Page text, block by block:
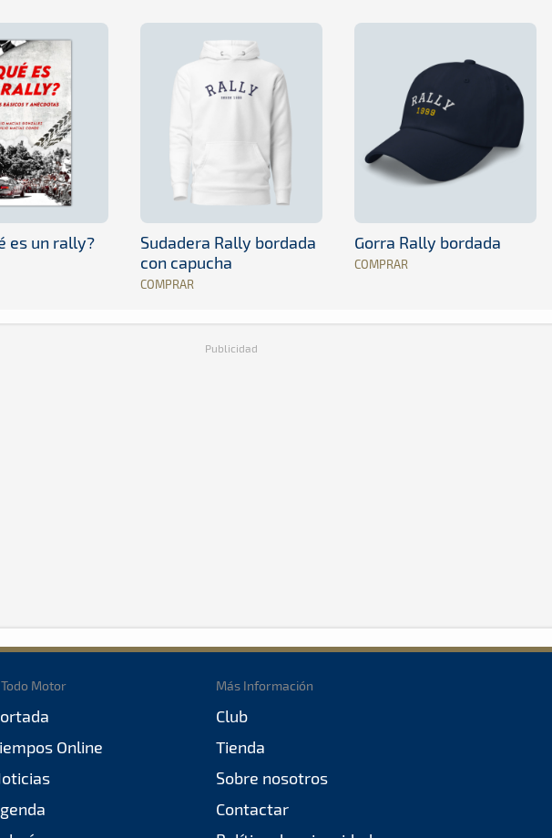
es un rally?
Sudadera Rally bordada
con capucha
COMPRAR
Gorra Rally bordada
COMPRAR
Publicidad
Motor
Online
Más Información
Club
Tienda
Sobre nosotros
Contactar